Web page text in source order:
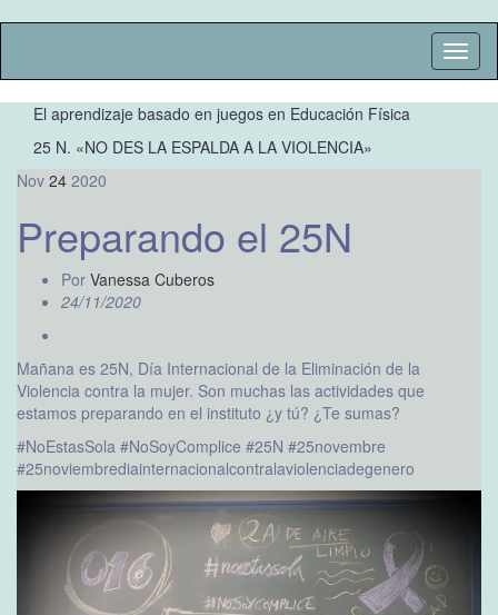
la
El aprendizaje basado en juegos en Educación Física
25 N. «NO DES LA ESPALDA A LA VIOLENCIA»
Nov 24 2020
Preparando el 25N
Por Vanessa Cuberos
24/11/2020
Mañana es 25N, Día Internacional de la Eliminación de la
Violencia contra la mujer. Son muchas las actividades que
estamos preparando en el instituto ¿y tú? ¿Te sumas?
#NoEstasSola #NoSoyComplice #25N #25novembre
#25noviembrediainternacionalcontralaviolenciadegenero